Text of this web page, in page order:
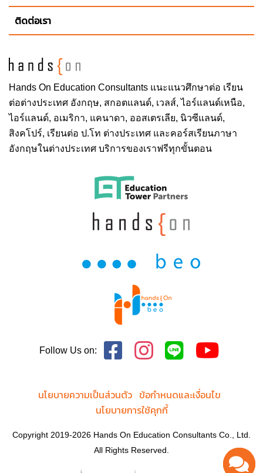
Hands On Education Consultants แนะแนวศึกษาต่อ เรียน
ต่อต่างประเทศ อังกฤษ, สกอตแลนด์, เวลส์, ไอร์แลนด์เหนือ,
ไอร์แลนด์, อเมริกา, แคนาดา, ออสเตรเลีย, นิวซีแลนด์,
สิงคโปร์, เรียนต่อ ป.โท ต่างประเทศ และคอร์สเรียนภาษา
อังกฤษในต่างประเทศ บริการของเราฟรีทุกขั้นตอน
ติดต่อเรา
Follow Us on:
นโยบายความเป็นส่วนตัว ข้อกำหนดและเงื่อนไข
นโยบายการใช้คุกกี้
Copyright 2019-2026 Hands On Education Consultants Co., Ltd.
All Rights Reserved.